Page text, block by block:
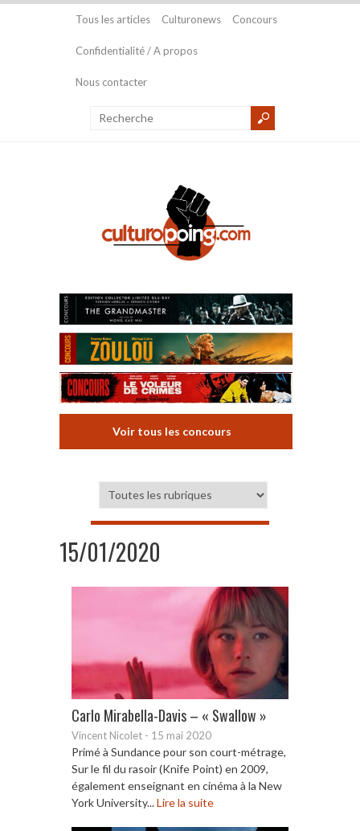
Tous les articles Culturonews Concours
Confidentialité / A propos
Nous contacter
Voir tous les concours
15/01/2020
Carlo Mirabella-Davis – « Swallow »
Vincent Nicolet - 15 mai 2020
Primé à Sundance pour son court-métrage,
Sur le fil du rasoir (Knife Point) en 2009,
également enseignant en cinéma à la New
York University...Lire la suite